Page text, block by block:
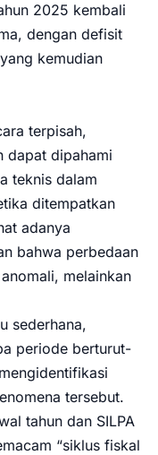
2025 kembali
dengan defisit
kemudian
terpisah,
dapat dipahami
teknis dalam
ditempatkan
adanya
bahwa perbedaan
melainkan
sederhana,
periode berturut-
tersebut.
tahun dan SILPA
“siklus fiskal